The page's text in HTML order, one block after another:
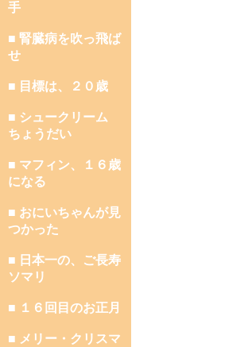
手
■ 腎臓病を吹っ飛ば
せ
■ 目標は、２０歳
■ シュークリーム
ちょうだい
■ マフィン、１６歳
になる
■ おにいちゃんが見
つかった
■ 日本一の、ご長寿
ソマリ
■ １６回目のお正月
■ メリー・クリスマ